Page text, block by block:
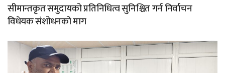
सीमान्तकृत समुदायको प्रतिनिधित्व सुनिश्चित गर्न निर्वाचन
विधेयक संशोधनको माग